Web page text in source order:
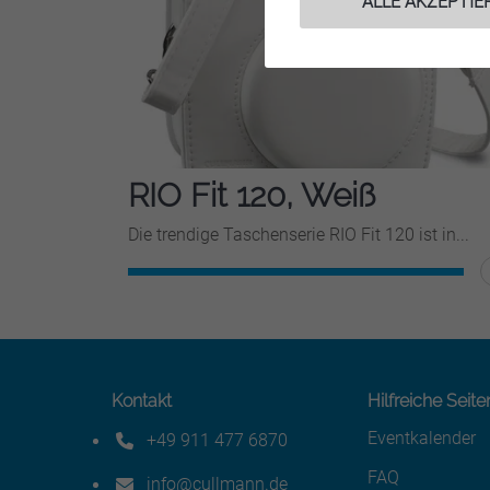
RIO Fit 120, Weiß
Die trendige Taschenserie RIO Fit 120 ist in...
WEITERLESEN
Kontakt
+49 911 477 6870
Telefonnummer: 4 9 9 1 1 4 7 7 6 8 7 0
info@cullmann.de
Hilfreiche
Eventkalender
FAQ